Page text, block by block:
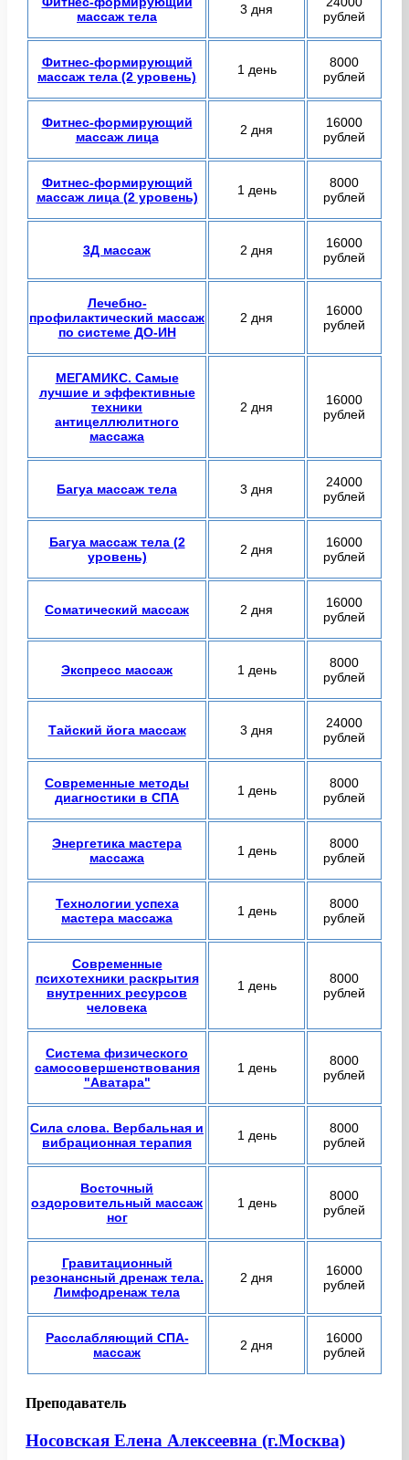
массаж тела
3 дня
рублей
Фитнес-формирующий
массаж тела (2 уровень)
1 день
8000
рублей
Фитнес-формирующий
массаж лица
2 дня
16000
рублей
Фитнес-формирующий
массаж лица (2 уровень)
1 день
8000
рублей
3Д массаж 2 дня
16000
рублей
Лечебно-
профилактический массаж
по системе ДО-ИН
2 дня
16000
рублей
МЕГАМИКС. Самые
лучшие и эффективные
техники
антицеллюлитного
массажа
2 дня
16000
рублей
Багуа массаж тела 3 дня
24000
рублей
Багуа массаж тела (2
уровень)
2 дня
16000
рублей
Соматический массаж 2 дня
16000
рублей
Экспресс массаж 1 день
8000
рублей
Тайский йога массаж 3 дня
24000
рублей
Современные методы
диагностики в СПА
1 день
8000
рублей
Энергетика мастера
массажа
1 день
8000
рублей
Технологии успеха
мастера массажа
1 день
8000
рублей
Современные
психотехники раскрытия
внутренних ресурсов
человека
1 день
8000
рублей
Система физического
самосовершенствования
"Аватара"
1 день
8000
рублей
Сила слова. Вербальная и
вибрационная терапия
1 день
8000
рублей
Восточный
оздоровительный массаж
ног
1 день
8000
рублей
Гравитационный
резонансный дренаж тела.
Лимфодренаж тела
2 дня
16000
рублей
Расслабляющий СПА-
массаж
2 дня
16000
рублей
Преподаватель
Носовская Елена Алексеевна (г.Москва)